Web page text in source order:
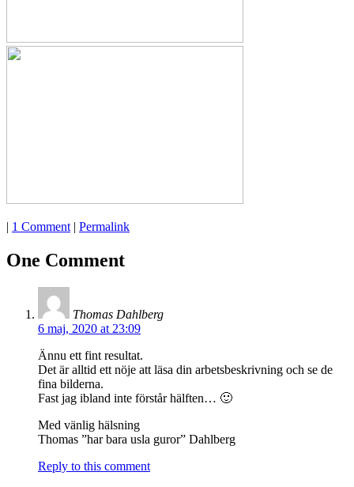
| 1 Comment | Permalink
One Comment
Thomas Dahlberg
6 maj, 2020 at 23:09
Ännu ett fint resultat.
Det är alltid ett nöje att läsa din arbetsbeskrivning och se de
fina bilderna.
Fast jag ibland inte förstår hälften… 🙂
Med vänlig hälsning
Thomas ”har bara usla guror” Dahlberg
Reply to this comment